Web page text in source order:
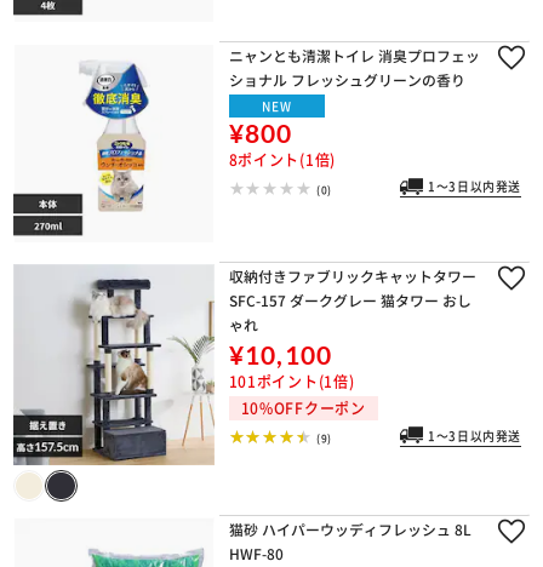
ニャンとも清潔トイレ 消臭プロフェッ
ショナル フレッシュグリーンの香り
NEW
¥800
8ポイント(1倍)
(0) 1～3日以内発送
収納付きファブリックキャットタワー
SFC-157 ダークグレー 猫タワー おし
ゃれ
¥10,100
101ポイント(1倍)
10%OFFクーポン
(9) 1～3日以内発送
猫砂 ハイパーウッディフレッシュ 8L
HWF-80